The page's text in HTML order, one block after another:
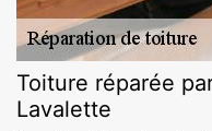
Toiture réparée
Lavalette